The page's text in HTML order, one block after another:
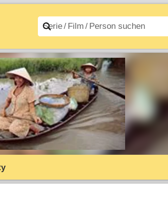
Filme A–Z